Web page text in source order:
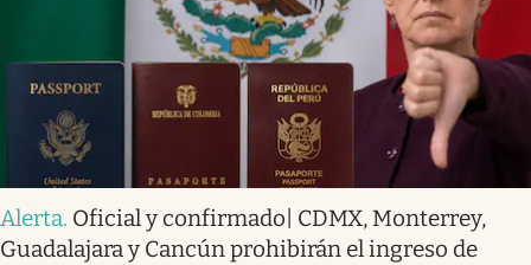
Alerta. Oficial y confirmado| CDMX, Monterrey,
Guadalajara y Cancún prohibirán el ingreso de